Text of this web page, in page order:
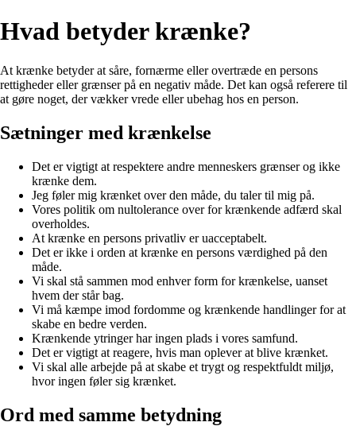
Hvad betyder krænke?
At krænke betyder at såre, fornærme eller overtræde en persons
rettigheder eller grænser på en negativ måde. Det kan også referere til
at gøre noget, der vækker vrede eller ubehag hos en person.
Sætninger med krænkelse
Det er vigtigt at respektere andre menneskers grænser og ikke
krænke dem.
Jeg føler mig krænket over den måde, du taler til mig på.
Vores politik om nultolerance over for krænkende adfærd skal
overholdes.
At krænke en persons privatliv er uacceptabelt.
Det er ikke i orden at krænke en persons værdighed på den
måde.
Vi skal stå sammen mod enhver form for krænkelse, uanset
hvem der står bag.
Vi må kæmpe imod fordomme og krænkende handlinger for at
skabe en bedre verden.
Krænkende ytringer har ingen plads i vores samfund.
Det er vigtigt at reagere, hvis man oplever at blive krænket.
Vi skal alle arbejde på at skabe et trygt og respektfuldt miljø,
hvor ingen føler sig krænket.
Ord med samme betydning